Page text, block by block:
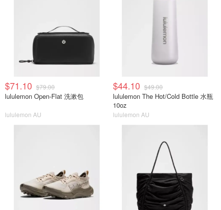
$71.10 $79.00
lululemon Open-Flat 洗漱包
lululemon AU
$44.10 $49.00
lululemon The Hot/Cold Bottle 水瓶
10oz
lululemon AU